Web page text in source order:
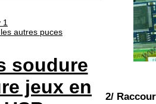
1
autres puces
soudure
jeux en
2/